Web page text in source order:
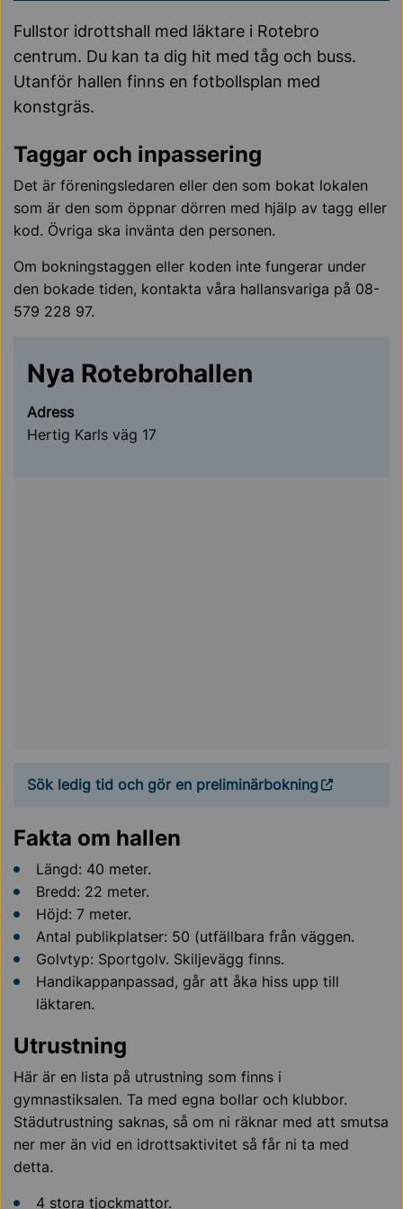
Fullstor idrottshall med läktare i Rotebro
centrum. Du kan ta dig hit med tåg och buss.
Utanför hallen finns en fotbollsplan med
konstgräs.
Taggar och inpassering
Det är föreningsledaren eller den som bokat lokalen
som är den som öppnar dörren med hjälp av tagg eller
kod. Övriga ska invänta den personen.
Om bokningstaggen eller koden inte fungerar under
den bokade tiden, kontakta våra hallansvariga på 08-
579 228 97.
Nya Rotebrohallen
Adress
Hertig Karls väg 17
Sök ledig tid och gör en preliminärbokning
Fakta om hallen
Längd: 40 meter.
Bredd: 22 meter.
Höjd: 7 meter.
Antal publikplatser: 50 (utfällbara från väggen.
Golvtyp: Sportgolv. Skiljevägg finns.
Handikappanpassad, går att åka hiss upp till
läktaren.
Utrustning
Här är en lista på utrustning som finns i
gymnastiksalen. Ta med egna bollar och klubbor.
Städutrustning saknas, så om ni räknar med att smutsa
ner mer än vid en idrottsaktivitet så får ni ta med
detta.
4 stora tjockmattor.